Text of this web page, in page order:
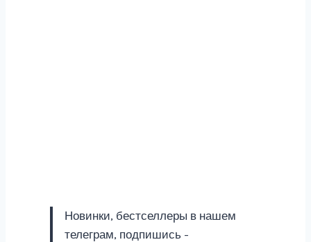
Новинки, бестселлеры в нашем
телеграм, подпишись -